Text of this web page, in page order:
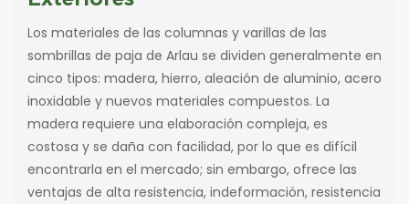
Los materiales de las columnas y varillas de las
sombrillas de paja de Arlau se dividen generalmente en
cinco tipos: madera, hierro, aleación de aluminio, acero
inoxidable y nuevos materiales compuestos. La
madera requiere una elaboración compleja, es
costosa y se daña con facilidad, por lo que es difícil
encontrarla en el mercado; sin embargo, ofrece las
ventajas de alta resistencia, indeformación, resistencia